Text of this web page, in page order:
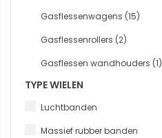
Gasflessenwagens (15)
Gasflessenrollers (2)
Gasflessen wandhouders (1)
TYPE WIELEN
Luchtbanden
Massief rubber banden